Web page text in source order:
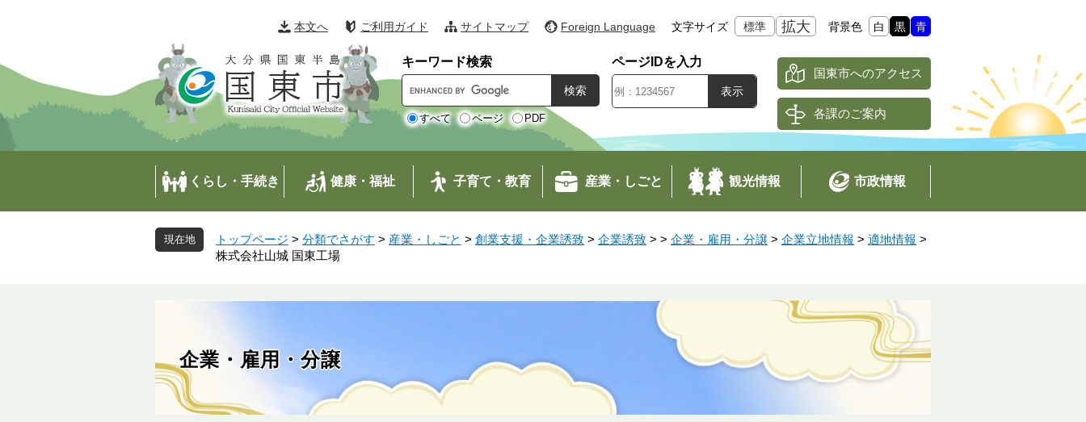
の
で
す
。
ー
ば
し
て
本文へ ご利用ガイド サイトマップ Foreign Language 文字サイズ 標準 拡大 背景色 白 黒 青
キーワード検索
o
o
l
ム
すべて ページ PDF
ページIDを入力
国東市へのアクセス
各課のご案内
くらし・手続き 健康・福祉 子育て・教育 産業・しごと 観光情報 市政情報
トップページ > 分類でさがす > 産業・しごと > 創業支援・企業誘致 > 企業誘致 > > 企業・雇用・分譲 > 企業立地情報 > 適地情報 >
株式会社山城 国東工場
企業・雇用・分譲